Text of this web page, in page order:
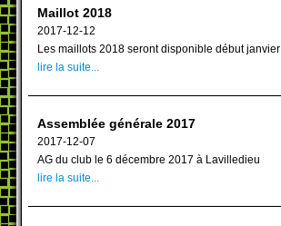
Maillot 2018
2017-12-12
Les maillots 2018 seront disponible début janvier
lire la suite...
Assemblée générale 2017
2017-12-07
AG du club le 6 décembre 2017 à Lavilledieu
lire la suite...